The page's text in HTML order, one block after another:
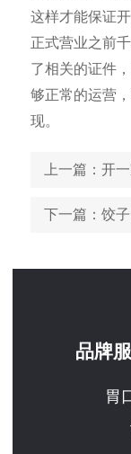
这样才能保证
正式营业之前
了相关的证件
够正常的运营
现。
上一篇 ：开一
下一篇 ：饺子
品牌
胃